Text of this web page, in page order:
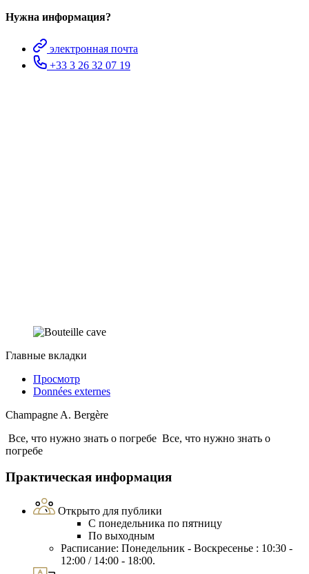
Нужна информация?
электронная почта
+33 3 26 32 07 19
Главные вкладки
Просмотр
Données externes
Champagne A. Bergère
Все, что нужно знать о погребе Все, что нужно знать о
погребе
Практическая информация
Открыто для публики
С понедельника по пятницу
По выходным
Расписание: Понедельник - Воскресенье : 10:30 -
12:00 / 14:00 - 18:00.